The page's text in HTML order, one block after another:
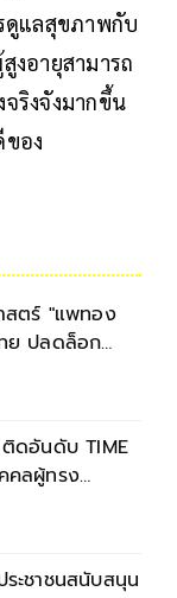
ดูแลสุขภาพกับ
งอายุสามารถ
ริงจังมากขึ้น
อง
สตร์ "แพทอง
ย ปลดล็อก
ดอันดับ TIME
คลผู้ทรง
ะชาชนสนับสนุน